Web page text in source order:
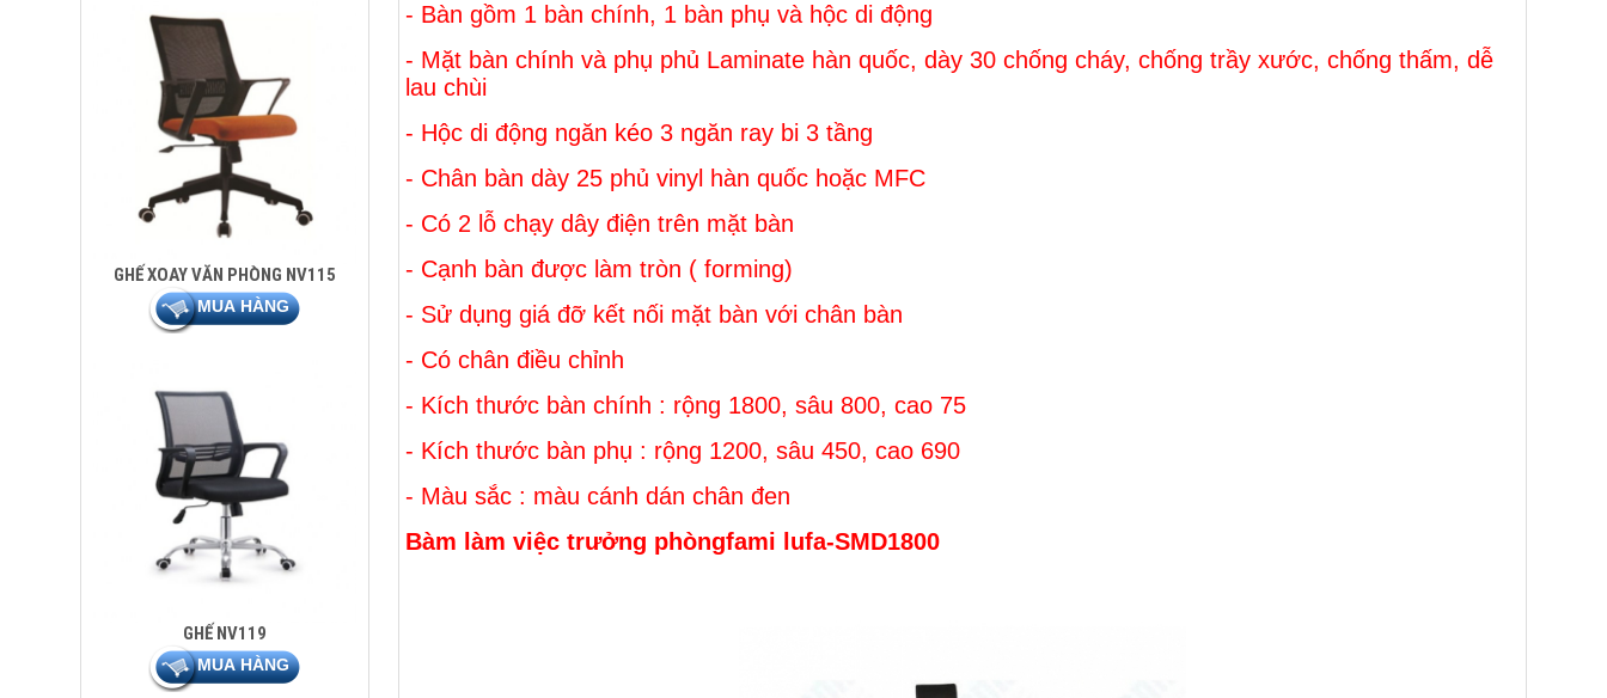
GHẾ XOAY VĂN PHÒNG NV115
GHẾ NV119
- Bàn gồm 1 bàn chính, 1 bàn phụ và hộc di động
- Mặt bàn chính và phụ phủ Laminate hàn quốc, dày 30 chống cháy, chống trầy xước, chống thấm, dễ
lau chùi
- Hộc di động ngăn kéo 3 ngăn ray bi 3 tầng
- Chân bàn dày 25 phủ vinyl hàn quốc hoặc MFC
- Có 2 lỗ chạy dây điện trên mặt bàn
- Cạnh bàn được làm tròn ( forming)
- Sử dụng giá đỡ kết nối mặt bàn với chân bàn
- Có chân điều chỉnh
- Kích thước bàn chính : rộng 1800, sâu 800, cao 75
- Kích thước bàn phụ : rộng 1200, sâu 450, cao 690
- Màu sắc : màu cánh dán chân đen
Bàm làm việc trưởng phòngfami lufa-SMD1800